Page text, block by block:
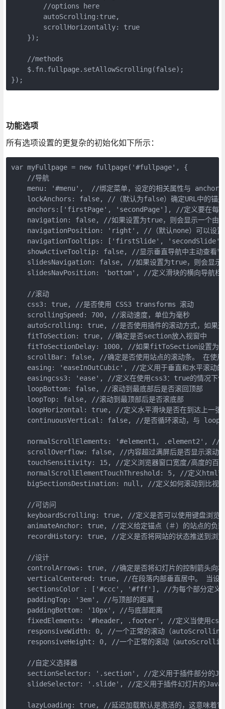
        //options here
        autoScrolling:true,
        scrollHorizontally: true
    });
    //methods
    $.fn.fullpage.setAllowScrolling(false);
});
功能选项
所有选项设置的更复杂的初始化如下所示：
var myFullpage = new fullpage('#fullpage', {
    //导航
menu: '#menu',  //绑定菜单，设定的相关属性与 anchors
lockAnchors: false, //（默认为false）确定URL中的锚是
anchors:['firstPage', 'secondPage'], //定义要在每个
navigation: false, //如果设置为true，则会显示一个由
navigationPosition: 'right', //（默认none）可以设置
navigationTooltips: ['firstSlide', 'secondSlide'],
showActiveTooltip: false, //显示垂直导航中主动查看节
slidesNavigation: false, //如果设置为true，则会显示
slidesNavPosition: 'bottom', //定义滑块的横向导航栏
    //滚动
    css3: true, //是否使用 CSS3 transforms 滚动
    scrollingSpeed: 700, //滚动速度，单位为毫秒
autoScrolling: true, //是否使用插件的滚动方式，如果
    fitToSection: true, //确定是否section放入视窗中
fitToSectionDelay: 1000, //如果fitToSection设置为
scrollBar: false, //确定是否使用站点的滚动条。 在使
easing: 'easeInOutCubic', //定义用于垂直和水平滚动的
easingcss3: 'ease', //定义在使用css3：true的情况下使
    loopBottom: false, //滚动到最底部后是否滚回顶部
    loopTop: false, //滚动到最顶部后是否滚底部
loopHorizontal: true, //定义水平滑块是否在到达上一张
continuousVertical: false, //是否循环滚动，与
normalScrollElements: '#element1, .element2', //如
scrollOverflow: false, //内容超过满屏后是否显示滚动
touchSensitivity: 15, //定义浏览器窗口宽度/高度的百分
normalScrollElementTouchThreshold: 5, //定义html节
bigSectionsDestination: null, //定义如何滚动到比视口
    //可访问
keyboardScrolling: true, //定义是否可以使用键盘浏览
animateAnchor: true, //定义给定锚点（＃）的站点的负载
recordHistory: true, //定义是否将网站的状态推送到浏览
    //设计
controlArrows: true, //确定是否将幻灯片的控制箭头向右
verticalCentered: true, //在段落内部垂直居中。 当设
sectionsColor : ['#ccc', '#fff'], //为每个部分定义
    paddingTop: '3em', //与顶部的距离
    paddingBottom: '10px', //与底部距离
fixedElements: '#header, .footer', //定义当使用css3
responsiveWidth: 0, //一个正常的滚动（autoScrolling
responsiveHeight: 0, //一个正常的滚动（autoScrolling
    //自定义选择器
sectionSelector: '.section', //定义用于插件部分的
slideSelector: '.slide', //定义用于插件幻灯片的
lazyLoading: true, //延迟加载默认是激活的，这意味着